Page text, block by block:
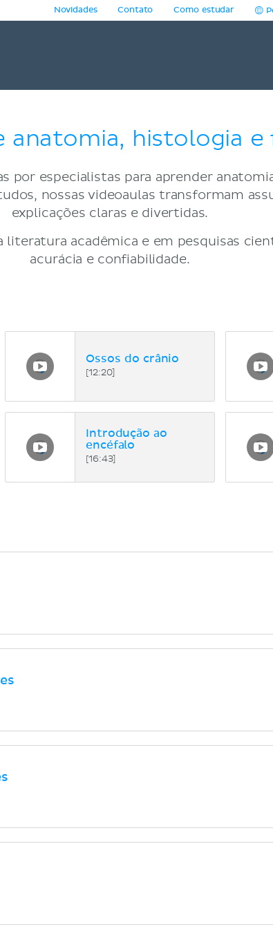
Novidades Contato Como estudar
anatomia, histologia e
por especialistas para aprender
nossas videoaulas transformam
explicações claras e divertidas.
literatura acadêmica e em pesquisas
acurácia e confiabilidade.
Ossos do crânio
[12:20]
Introdução ao
encéfalo
[16:43]